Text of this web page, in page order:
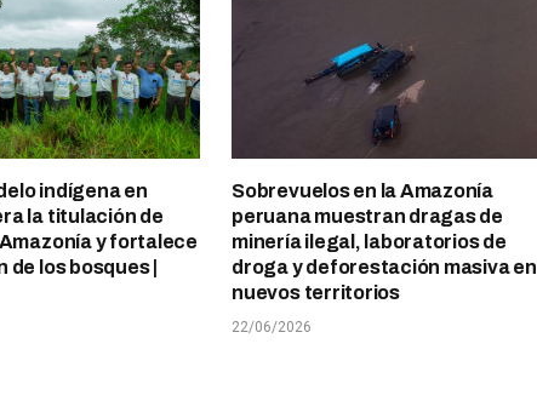
indígena en
la titulación de
y fortalece
de los bosques |
Sobrevuelos en la Amazonía
peruana muestran dragas de
minería ilegal, laboratorios de
droga y deforestación masiva en
nuevos territorios
22/06/2026